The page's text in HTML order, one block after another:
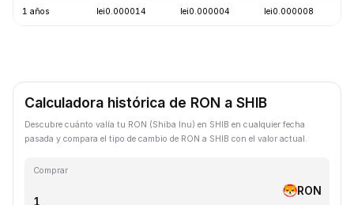
1 años lei0.000014 lei0.000004 lei0.000008
Calculadora histórica de RON a SHIB
Descubre cuánto valía tu RON (Shiba Inu) en SHIB en cualquier fecha
pasada y compara el tipo de cambio de RON a SHIB con el valor actual.
Comprar
RON